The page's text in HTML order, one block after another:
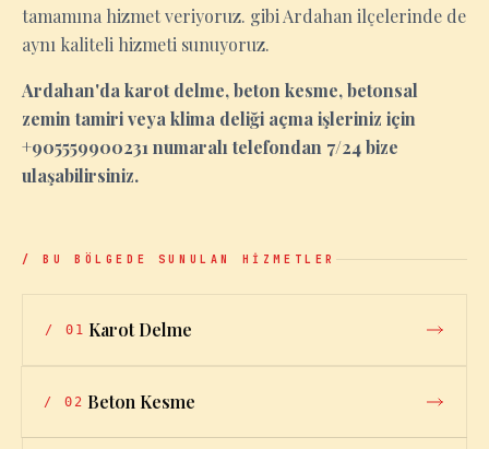
tamamına hizmet veriyoruz. gibi Ardahan ilçelerinde de
aynı kaliteli hizmeti sunuyoruz.
Ardahan'da karot delme, beton kesme, betonsal
zemin tamiri veya klima deliği açma işleriniz için
+905559900231 numaralı telefondan 7/24 bize
ulaşabilirsiniz.
/ BU BÖLGEDE SUNULAN HİZMETLER
/ 01 Karot Delme
/ 02 Beton Kesme